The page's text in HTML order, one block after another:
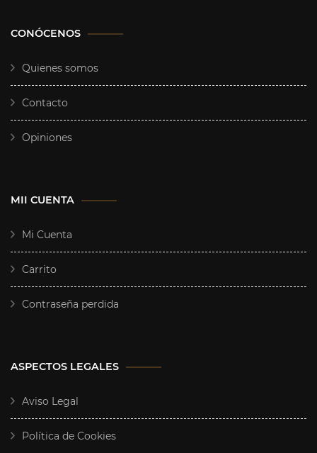
CONÓCENOS
Quienes somos
Contacto
Opiniones
MII CUENTA
Mi Cuenta
Carrito
Contraseña perdida
ASPECTOS LEGALES
Aviso Legal
Política de Cookies